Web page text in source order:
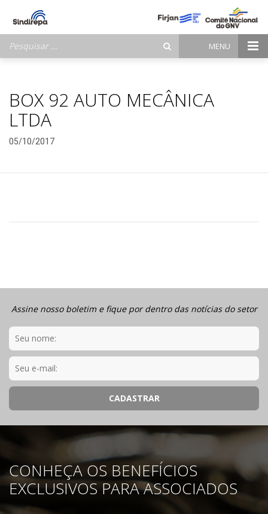
por:
MENU
BOX 92 AUTO MECÂNICA
LTDA
05/10/2017
Assine nosso boletim e fique por dentro das notícias do setor
CONHEÇA OS BENEFÍCIOS
EXCLUSIVOS PARA ASSOCIADOS